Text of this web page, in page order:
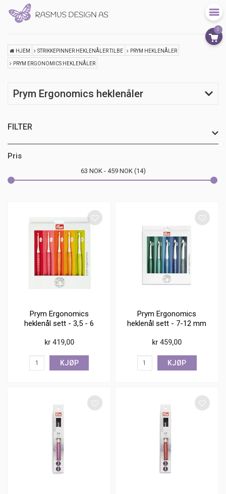
0
HJEM STRIKKEPINNER HEKLENÅLER TILBE PRYM HEKLENÅLER
PRYM ERGONOMICS HEKLENÅLER
Prym Ergonomics heklenåler
FILTER
Pris
63 NOK 459 NOK 14
Prym Ergonomics
heklenål sett - 3,5 - 6
kr 419,00
KJØP
Prym Ergonomics
heklenål sett - 7-12 mm
kr 459,00
KJØP